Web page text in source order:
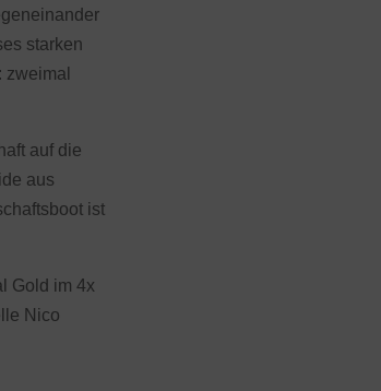
starken
auf die
aus
ist
Gold im 4x
Nico